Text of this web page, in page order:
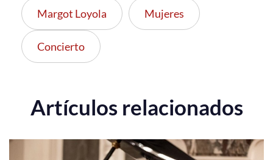
Margot Loyola Mujeres
Concierto
Artículos relacionados